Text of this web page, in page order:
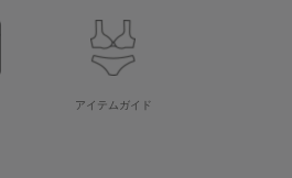
アイテムガイド